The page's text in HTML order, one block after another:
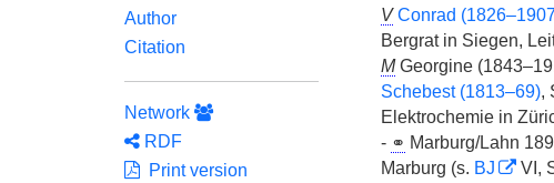
Author
Citation
Network
RDF
Print version
V Conrad
Bergrat in Siegen,
MGeorgine
Schebest (1813–69),
Elektrochemie in
- ⚭ Marburg/Lahn
Marburg (s. BJ VI,